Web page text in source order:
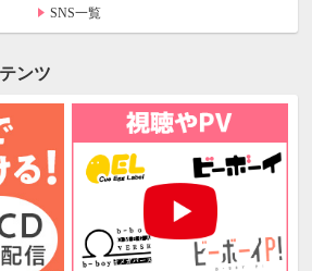
SNS一覧
ンツ